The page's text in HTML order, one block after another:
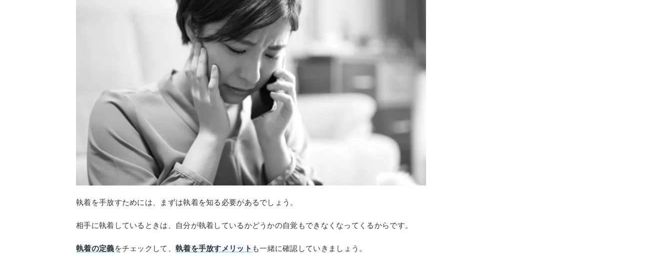
執着を手放すためには、まずは執着を知る必要があるでしょう。
相手に執着しているときは、自分が執着しているかどうかの自覚もできなくなってくるからです。
執着の定義をチェックして、 執着を手放すメリット も一緒に確認していきましょう。